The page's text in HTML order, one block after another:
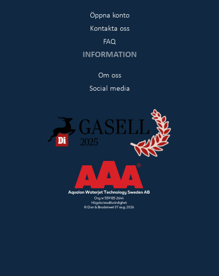
Öppna konto
Kontakta oss
FAQ
INFORMATION
Om oss
Social media